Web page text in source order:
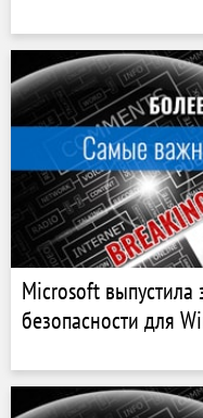
Microsoft выпустила
безопасности для